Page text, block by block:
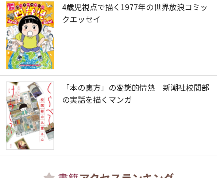
4歳児視点で描く1977年の世界放浪コミッ
クエッセイ
「本の裏方」の変態的情熱 新潮社校閲部
の実話を描くマンガ